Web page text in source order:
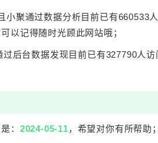
小聚通过数据分析目前已有660533
以记得随时光顾此网站哦；
过后台数据发现目前已有327790人
： 2024-05-11，希望对你有所帮助；